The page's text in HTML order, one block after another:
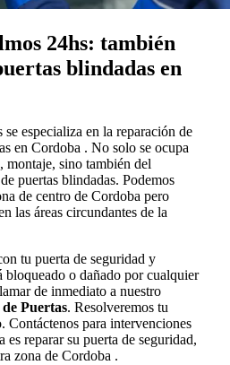
24hs: también
blindadas en
especializa en la reparación de
en Cordoba . No solo se ocupa
montaje, sino también del
puertas blindadas. Podemos
de centro de Cordoba pero
las áreas circundantes de la
tu puerta de seguridad y
bloqueado o dañado por cualquier
de inmediato a nuestro
Puertas. Resolveremos tu
Contáctenos para intervenciones
es reparar su puerta de seguridad,
zona de Cordoba .